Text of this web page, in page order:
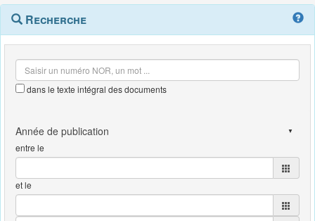
Navigation
outils
Menu
contextuel
Recherche
dans le texte intégral des documents
entre le
et le